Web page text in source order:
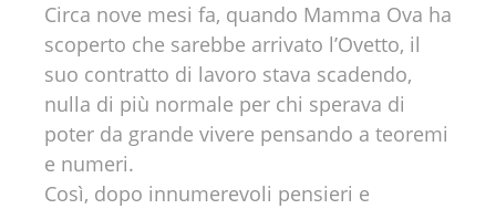
Circa nove mesi fa, quando Mamma Ova ha
scoperto che sarebbe arrivato l’Ovetto, il
suo contratto di lavoro stava scadendo,
nulla di più normale per chi sperava di
poter da grande vivere pensando a teoremi
e numeri.
Così, dopo innumerevoli pensieri e